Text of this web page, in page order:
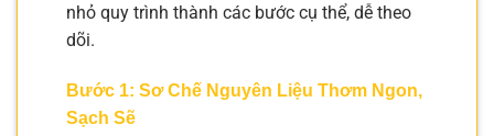
nhỏ quy trình thành các bước cụ thể, dễ theo
dõi.
Bước 1: Sơ Chế Nguyên Liệu Thơm Ngon,
Sạch Sẽ